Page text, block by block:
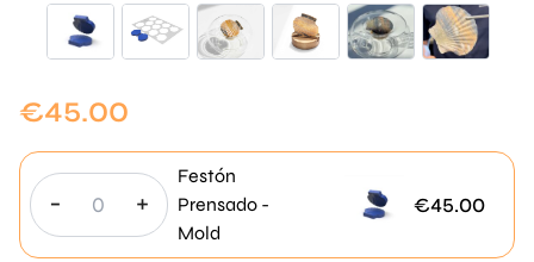
€45.00
- +
Festón
Prensado -
Mold
€45.00